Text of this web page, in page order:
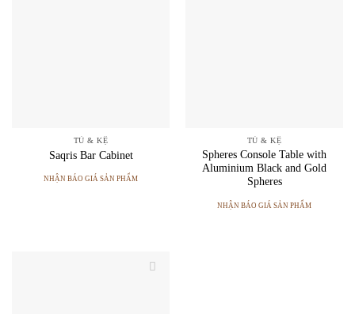
TỦ & KỆ
Saqris Bar Cabinet
NHẬN BÁO GIÁ SẢN PHẨM
TỦ & KỆ
Spheres Console Table with
Aluminium Black and Gold
Spheres
NHẬN BÁO GIÁ SẢN PHẨM